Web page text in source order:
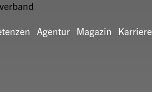
Agentur Magazin Karriere